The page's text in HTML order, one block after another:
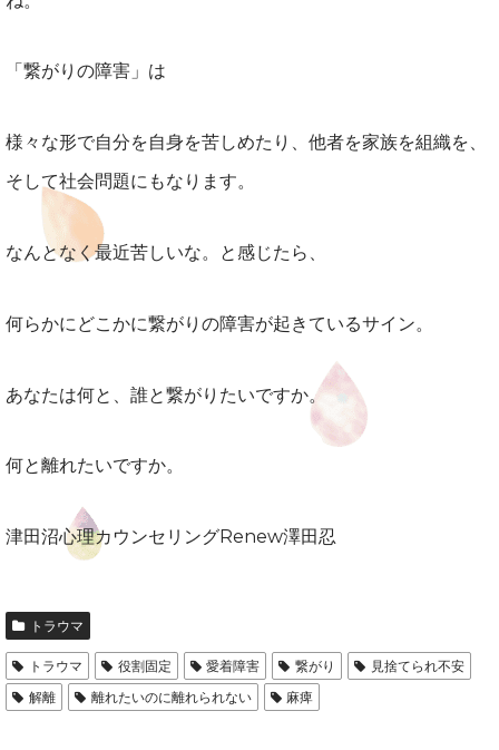
「繋がりの障害」は
様々な形で自分を自身を苦しめたり、他者を家族を組織を、
そして社会問題にもなります。
なんとなく最近苦しいな。と感じたら、
何らかにどこかに繋がりの障害が起きているサイン。
あなたは何と、誰と繋がりたいですか。
何と離れたいですか。
津田沼心理カウンセリングRenew澤田忍
トラウマ
トラウマ 役割固定 愛着障害 繋がり
見捨てられ不安
解離
離れたいのに離れられない 麻痺